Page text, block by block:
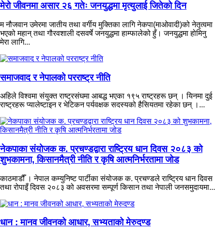
मेरो जीवनमा असार २६ गतेः जनयुद्धमा मृत्युलाई जितेको दिन
म नौजवान उमेरमा जातीय तथा वर्गीय मुक्तिका लागि नेकपा(माओवादी)को नेतृत्वमा
भएको महान् तथा गौरवशाली दसवर्षे जनयुद्धमा हाम्फालेको हुँ। जनयुद्धमा होमिनु
मेरा लागि...
समाजवाद र नेपालको परराष्ट्र नीति
अहिले विश्वमा संयुक्त राष्ट्रसंघमा आबद्ध भएका १९५ राष्ट्रहरू छन् । यिनमा दुई
राष्ट्रहरू प्यालेष्टाइन र भेटिकन पर्यवक्षक सदस्यको हैसियतमा रहेका छन् ।...
नेकपाका संयोजक क. प्रचण्डद्वारा राष्ट्रिय धान दिवस २०८३ को
शुभकामना, किसानमैत्री नीति र कृषि आत्मनिर्भरतामा जोड
काठमाडौँ । नेपाल कम्युनिष्ट पार्टीका संयोजक क. प्रचण्डले राष्ट्रिय धान दिवस
तथा रोपाइँ दिवस २०८३ को अवसरमा सम्पूर्ण किसान तथा नेपाली जनसमुदायमा...
धान : मानव जीवनको आधार, सभ्यताको मेरुदण्ड